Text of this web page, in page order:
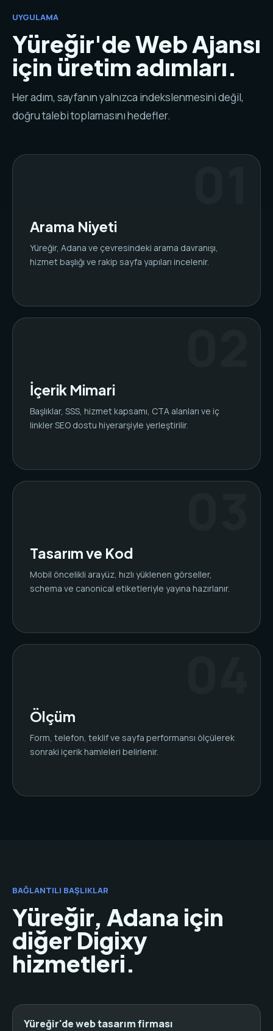
UYGULAMA
Yüreğir'de Web Ajansı
için üretim adımları.
Her adım, sayfanın yalnızca indekslenmesini değil,
doğru talebi toplamasını hedefler.
Arama Niyeti
Yüreğir, Adana ve çevresindeki arama davranışı,
hizmet başlığı ve rakip sayfa yapıları incelenir.
İçerik Mimari
Başlıklar, SSS, hizmet kapsamı, CTA alanları ve iç
linkler SEO dostu hiyerarşiyle yerleştirilir.
Tasarım ve Kod
Mobil öncelikli arayüz, hızlı yüklenen görseller,
schema ve canonical etiketleriyle yayına hazırlanır.
Ölçüm
Form, telefon, teklif ve sayfa performansı ölçülerek
sonraki içerik hamleleri belirlenir.
BAĞLANTILI BAŞLIKLAR
Yüreğir, Adana için
diğer Digixy
hizmetleri.
Yüreğir'de web tasarım firması